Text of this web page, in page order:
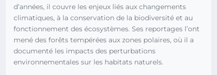
d’années, il couvre les enjeux liés aux changements
climatiques, à la conservation de la biodiversité et au
fonctionnement des écosystèmes. Ses reportages l’ont
mené des forêts tempérées aux zones polaires, où il a
documenté les impacts des perturbations
environnementales sur les habitats naturels.